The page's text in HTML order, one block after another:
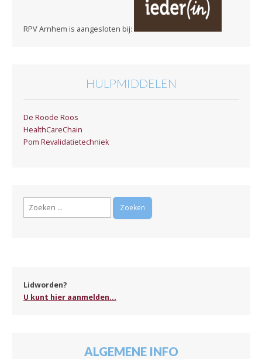
RPV Arnhem is aangesloten bij:
HULPMIDDELEN
De Roode Roos
HealthCareChain
Pom Revalidatietechniek
Zoeken
Lidworden?
U kunt hier aanmelden...
ALGEMENE INFO